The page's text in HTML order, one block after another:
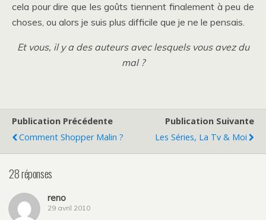
cela pour dire que les goûts tiennent finalement à peu de
choses, ou alors je suis plus difficile que je ne le pensais.
Et vous, il y a des auteurs avec lesquels vous avez du
mal ?
Publication Précédente
Comment Shopper Malin ?
Publication Suivante
Les Séries, La Tv & Moi
28 réponses
reno
29 avril 2010